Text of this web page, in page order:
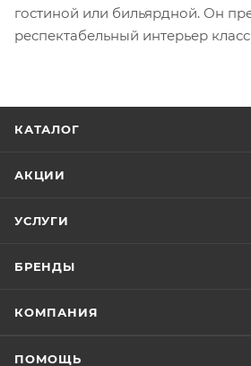
гостиной или бильярдной. Он
респектабельный интерьер
КАТАЛОГ
АКЦИИ
УСЛУГИ
БРЕНДЫ
КОМПАНИЯ
ПОМОЩЬ